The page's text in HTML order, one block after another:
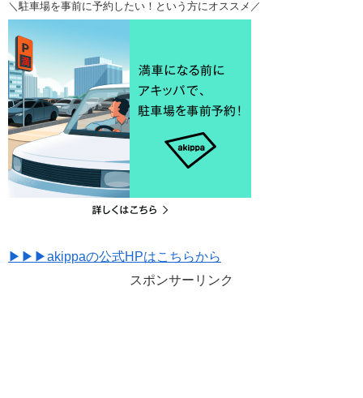
＼駐車場を事前に予約したい！という方にオススメ／
▶▶▶akippaの公式HPはこちらから
スポンサーリンク